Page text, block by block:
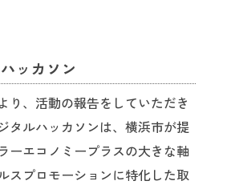
ッカソン
り、活動の報告をしていただき
タルハッカソンは、横浜市が提
ーエコノミープラスの大きな軸
スプロモーションに特化した取